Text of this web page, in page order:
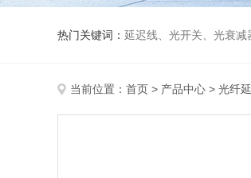
热门关键词： 延迟线、光开关、光衰减器、光纤激光器、光源、光纤放大器、光探
当前位置： 首页 > 产品中心 > 光纤